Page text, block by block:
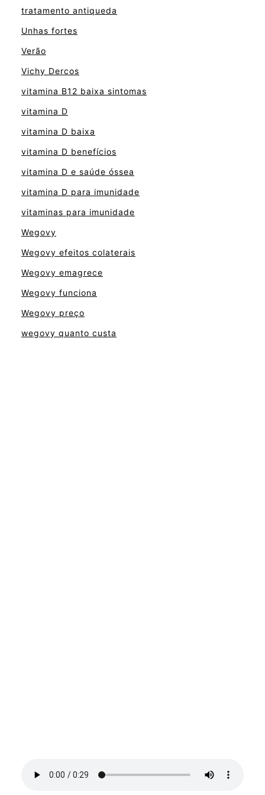
tratamento antiqueda
Unhas fortes
Verão
Vichy Dercos
vitamina B12 baixa sintomas
vitamina D
vitamina D baixa
vitamina D benefícios
vitamina D e saúde óssea
vitamina D para imunidade
vitaminas para imunidade
Wegovy
Wegovy efeitos colaterais
Wegovy emagrece
Wegovy funciona
Wegovy preço
wegovy quanto custa